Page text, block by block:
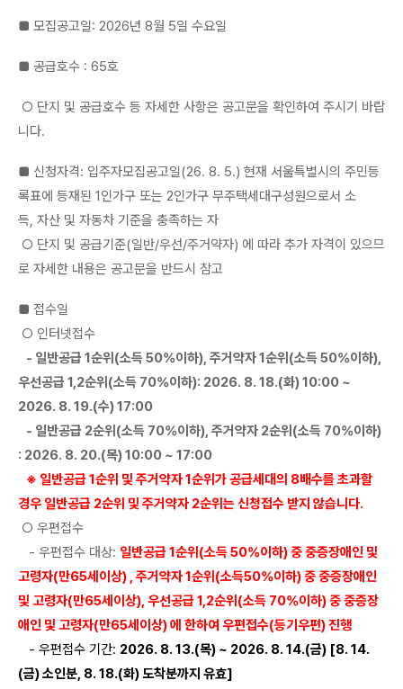
■ 모집공고일: 2026년 8월 5일 수요일
■ 공급호수 : 65호
○ 단지 및 공급호수 등 자세한 사항은 공고문을 확인하여 주시기 바랍
니다.
■ 신청자격: 입주자모집공고일(26. 8. 5.) 현재 서울특별시의 주민등
록표에 등재된 1인가구 또는 2인가구 무주택세대구성원으로서 소
득, 자산 및 자동차 기준을 충족하는 자
○ 단지 및 공급기준(일반/우선/주거약자) 에 따라 추가 자격이 있으므
로 자세한 내용은 공고문을 반드시 참고
■ 접수일
○ 인터넷접수
- 일반공급 1순위(소득 50%이하), 주거약자 1순위(소득 50%이하),
우선공급 1,2순위(소득 70%이하): 2026. 8. 18.(화) 10:00 ~
2026. 8. 19.(수) 17:00
- 일반공급 2순위(소득 70%이하), 주거약자 2순위(소득 70%이하)
: 2026. 8. 20.(목) 10:00 ~ 17:00
※ 일반공급 1순위 및 주거약자 1순위가 공급세대의 8배수를 초과할
경우 일반공급 2순위 및 주거약자 2순위는 신청접수 받지 않습니다.
○ 우편접수
- 우편접수 대상: 일반공급 1순위(소득 50%이하) 중 중증장애인 및
고령자(만65세이상) , 주거약자 1순위(소득50%이하) 중 중증장애인
및 고령자(만65세이상), 우선공급 1,2순위(소득 70%이하) 중 중증장
애인 및 고령자(만65세이상) 에 한하여 우편접수(등기우편) 진행
- 우편접수 기간: 2026. 8. 13.(목) ~ 2026. 8. 14.(금) [8. 14.
(금) 소인분, 8. 18.(화) 도착분까지 유효]